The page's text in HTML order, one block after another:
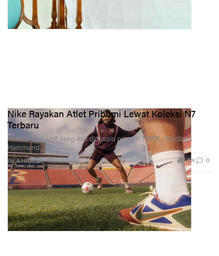
OLAHRAGA
Nike Rayakan Atlet Pribumi Lewat Koleksi N7
Terbaru
Koleksi eksklusif yang ikut didesain pemain NWSL, Madison
Hammond.
Jun 2, 2026 1.5K 0